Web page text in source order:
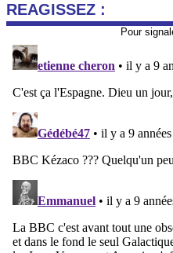
REAGISSEZ :
Pour